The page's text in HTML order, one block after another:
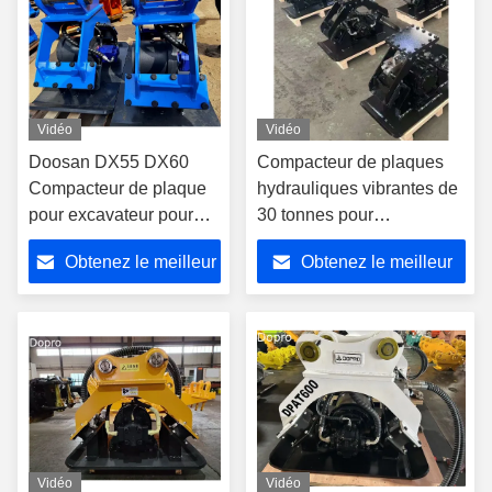
Vidéo
Doosan DX55 DX60
Compacteur de plaque
pour excavateur pour
Hyundai R220 R250
Obtenez le meilleur
Vidéo
Compacteur de plaques
hydrauliques vibrantes de
30 tonnes pour
excavatrice SK250 SY365
SY335 EC290B CX360
LG936
Obtenez le meilleur
Vidéo Vidéo